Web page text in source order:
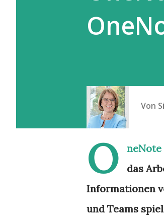
Von
O
das
Informationen
und Teams